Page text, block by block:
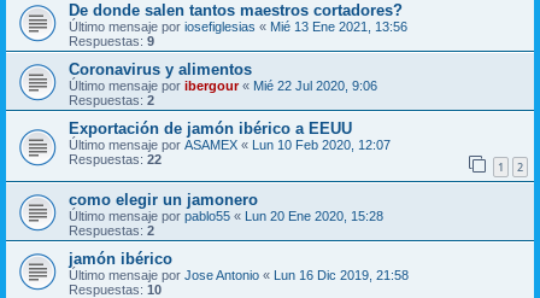
De donde salen tantos maestros cortadores?
Último mensaje por iosefiglesias « Mié 13 Ene 2021, 13:56
Respuestas: 9
Coronavirus y alimentos
Último mensaje por ibergour« Mié 22 Jul 2020, 9:06
Respuestas: 2
Exportación de jamón ibérico a EEUU
Último mensaje por ASAMEX «
Lun 10 Feb 2020, 12:07
Respuestas: 22 1 2
como elegir un jamonero
Último mensaje por pablo55 « Lun 20 Ene 2020, 15:28
Respuestas: 2
jamón ibérico
Último mensaje por Jose Antonio « Lun 16 Dic 2019, 21:58
Respuestas: 10